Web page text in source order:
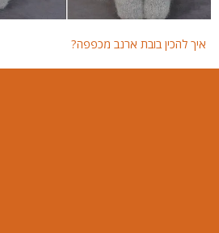
איך להכין בובת ארנב מכפפה?